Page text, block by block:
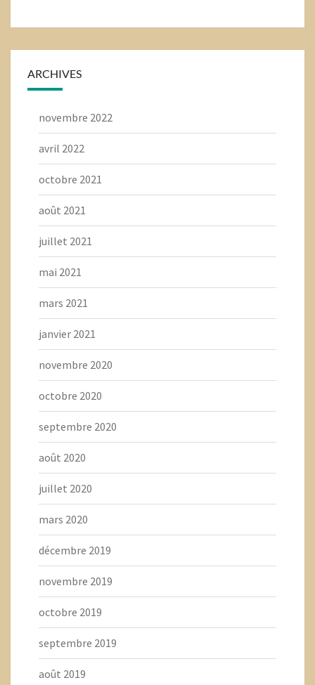
ARCHIVES
novembre 2022
avril 2022
octobre 2021
août 2021
juillet 2021
mai 2021
mars 2021
janvier 2021
novembre 2020
octobre 2020
septembre 2020
août 2020
juillet 2020
mars 2020
décembre 2019
novembre 2019
octobre 2019
septembre 2019
août 2019